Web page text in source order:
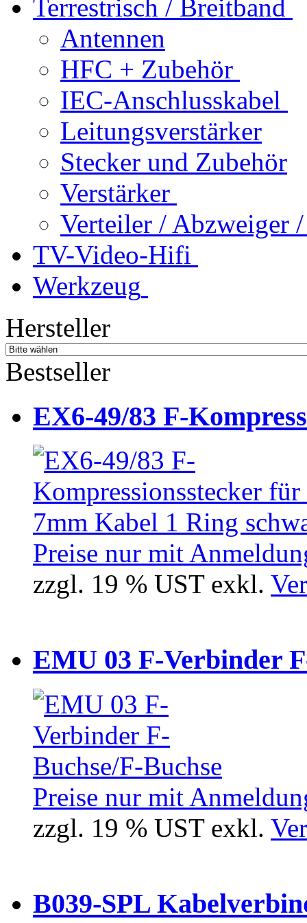
Terrestrisch / Breitband
Antennen
HFC + Zubehör
IEC-Anschlusskabel
Leitungsverstärker
Stecker und Zubehör
Verstärker
Verteiler / Abzweiger
TV-Video-Hifi
Werkzeug
Hersteller
Bestseller
EX6-49/83 F-
Preise nur mit
zzgl. 19 % UST exkl.
EMU 03 F-Verbinder
Preise nur mit
zzgl. 19 % UST exkl.
B039-SPL